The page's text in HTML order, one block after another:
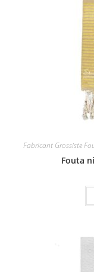
Fabricant Grossiste
Fouta